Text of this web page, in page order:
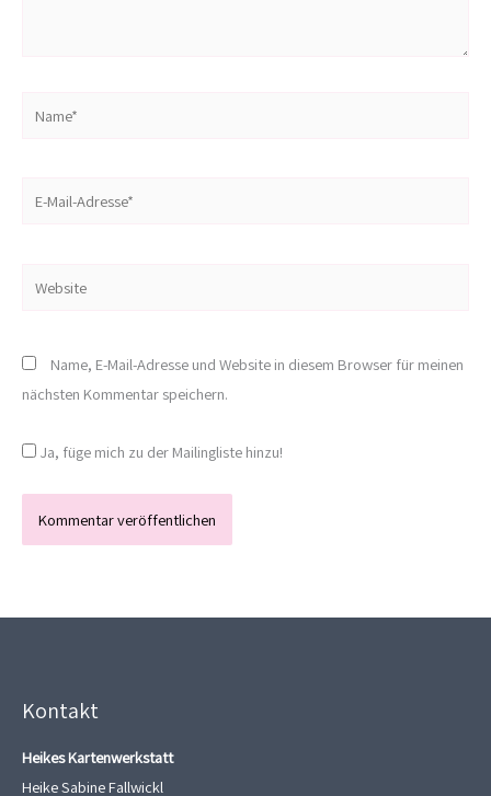
Name, E-Mail-Adresse und Website in diesem Browser für meinen
nächsten Kommentar speichern.
Ja, füge mich zu der Mailingliste hinzu!
Kontakt
Heikes Kartenwerkstatt
Heike Sabine Fallwickl